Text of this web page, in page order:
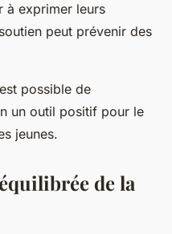
à exprimer leurs
peut prévenir des
possible de
un outil positif pour le
jeunes.
de la